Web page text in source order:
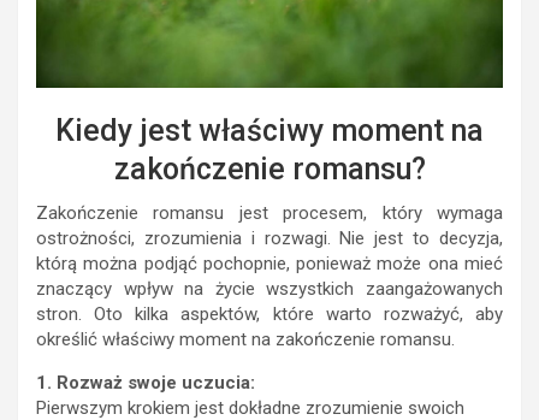
Kiedy jest właściwy moment na
zakończenie romansu?
Zakończenie romansu jest procesem, który wymaga
ostrożności, zrozumienia i rozwagi. Nie jest to decyzja,
którą można podjąć pochopnie, ponieważ może ona mieć
znaczący wpływ na życie wszystkich zaangażowanych
stron. Oto kilka aspektów, które warto rozważyć, aby
określić właściwy moment na zakończenie romansu.
1. Rozważ swoje uczucia:
Pierwszym krokiem jest dokładne zrozumienie swoich